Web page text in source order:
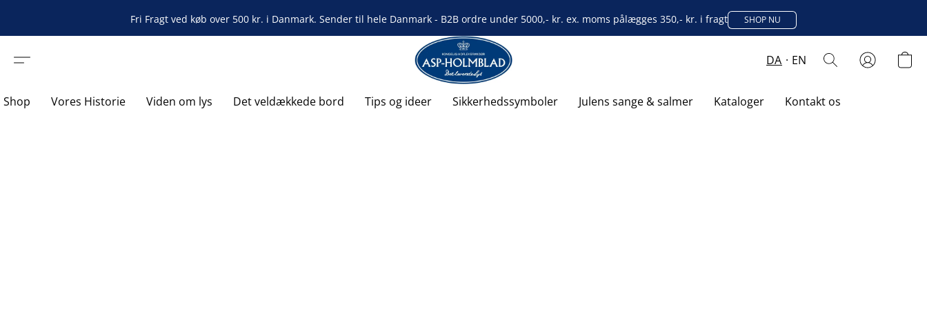
Fri Fragt ved køb over 500 kr. i Danmark. Sender til hele Danmark - B2B ordre under 5000,- kr. ex. moms pålægges 350,- kr. i fragt SHOP NU
DA EN
Shop Vores Historie Viden om lys Det veldækkede bord Tips og ideer Sikkerhedssymboler Julens sange & salmer Kataloger Kontakt os